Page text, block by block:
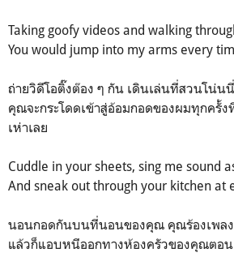
Taking goofy videos and walking
You would jump into my arms every
ถ่ายวิดีโอติ๊งต๊อง ๆ กัน เดินเล่นที่สวนโน่นนี่
คุณจะกระโดดเข้าสู่อ้อมกอดของผมทุกครั้
เห่าเลย
Cuddle in your sheets, sing me sound
And sneak out through your kitchen at
นอนกอดกันบนที่นอนของคุณ คุณร้องเพล
แล้วก็แอบหนีออกทางห้องครัวของคุณตอน